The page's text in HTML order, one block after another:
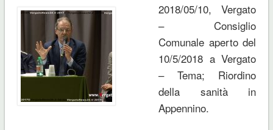
2018/05/10, Vergato
– Consiglio
Comunale aperto del
10/5/2018 a Vergato
– Tema; Riordino
della sanità in
Appennino.